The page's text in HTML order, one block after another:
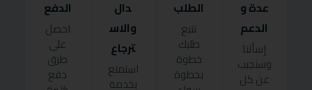
عدة و
الدعم
إسألنا
وسنجيب
عن كل
الطلب
تتبع
طلبك
خطوة
بخطوة
دال
والاس
ترجاع
استمتع
بخدمة
الدفع
احصل
على
طرق
دفع